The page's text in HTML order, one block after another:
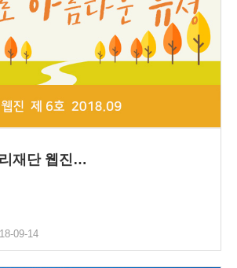
재단 웹진…
09-14